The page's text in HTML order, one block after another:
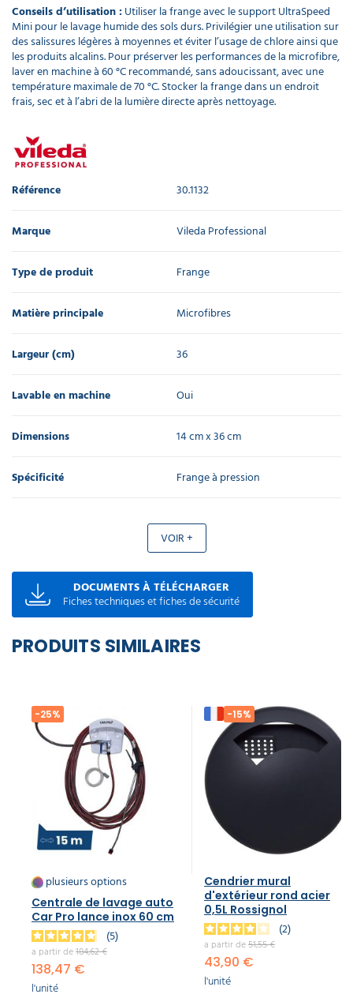
Conseils d’utilisation :Utiliser la frange avec le support UltraSpeed
Mini pour le lavage humide des sols durs. Privilégier une utilisation sur
des salissures légères à moyennes et éviter l’usage de chlore ainsi que
les produits alcalins. Pour préserver les performances de la microfibre,
laver en machine à 60 °C recommandé, sans adoucissant, avec une
température maximale de 70 °C. Stocker la frange dans un endroit
frais, sec et à l’abri de la lumière directe après nettoyage.
Référence 30.1132
Marque Vileda Professional
Type de produit Frange
Matière principale Microfibres
Largeur (cm) 36
Lavable en machine Oui
Dimensions 14 cm x 36 cm
Spécificité Frange à pression
VOIR +
DOCUMENTS À TÉLÉCHARGER
Fiches techniques et fiches de sécurité
PRODUITS SIMILAIRES
-25%
plusieurs options
Centrale de lavage auto
Car Pro lance inox 60 cm
5
a partir de184,62 €
138,47 €
l'unité
-15%
Cendrier mural
d'extérieur rond acier
0,5L Rossignol
2
a partir de51,55 €
43,90 €
l'unité